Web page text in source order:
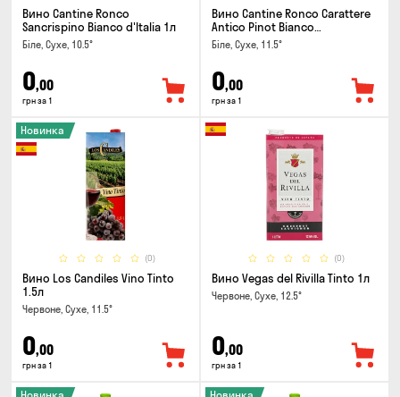
Вино Cantine Ronco
Sancrispino Bianco d'Italia 1л
Біле, Сухе, 10.5°
0,00
грн за 1
Вино Cantine Ronco Carattere
Antico Pinot Bianco
Chardonnay Rubicone IGT 1л
Біле, Сухе, 11.5°
0,00
грн за 1
(0)
Новинка
Вино Los Candiles Vino Tinto
1.5л
Червоне, Сухе, 11.5°
0,00
грн за 1
(0)
Вино Vegas del Rivilla Tinto 1л
Червоне, Сухе, 12.5°
0,00
грн за 1